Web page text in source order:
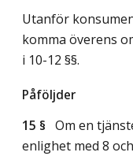
Utanför
komma överens
i 10-12 §§.
Påföljder
15 § Om en
enlighet med 8